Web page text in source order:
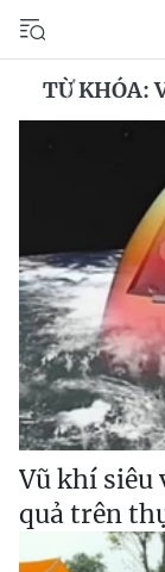
TỪ KHÓA:
Vũ khí siêu
quả trên